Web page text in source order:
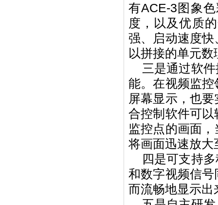
有ACE-3图象
度，以及优质
强、启动速度
以拼接的单元
三是通过软件
能。在视频监
屏幕显示，也
合控制软件可
监控点的画面
将画面迅速放大
四是可支持多
和数字视频信
而流畅地显示出